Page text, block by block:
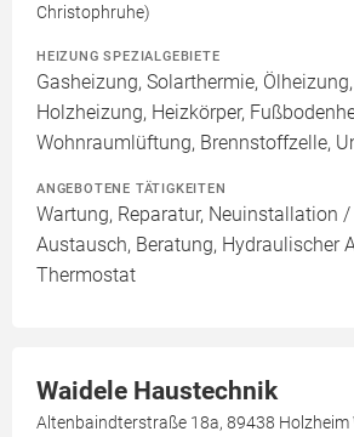
Christophruhe)
HEIZUNG SPEZIALGEBIETE
Gasheizung, Solarthermie,
Holzheizung, Heizkörper,
Wohnraumlüftung, Brennstoffzelle,
ANGEBOTENE TÄTIGKEITEN
Wartung, Reparatur, Neuinstallation /
Austausch, Beratung, Hydraulischer
Thermostat
Waidele Haustechnik
Altenbaindterstraße 18a, 89438 Holzheim